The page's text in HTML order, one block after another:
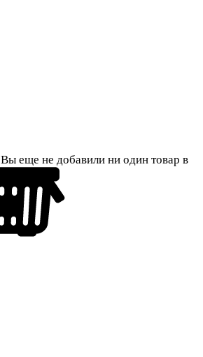
Вы еще не добавили ни один товар в